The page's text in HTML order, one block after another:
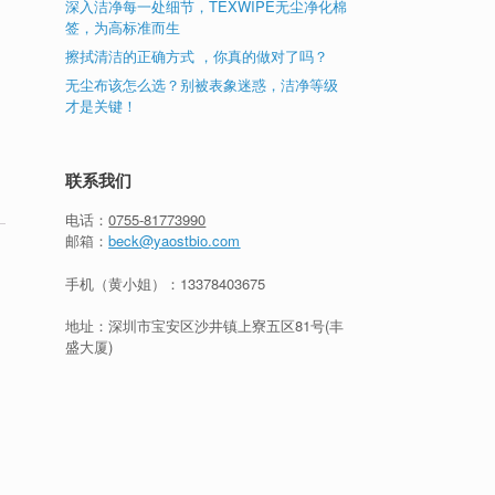
深入洁净每一处细节，TEXWIPE无尘净化棉
签，为高标准而生
擦拭清洁的正确方式 ，你真的做对了吗？
无尘布该怎么选？别被表象迷惑，洁净等级
才是关键！
联系我们
电话：0755-81773990
邮箱：beck@yaostbio.com
手机（黄小姐）： 13378403675
地址：深圳市宝安区沙井镇上寮五区81号(丰
盛大厦)